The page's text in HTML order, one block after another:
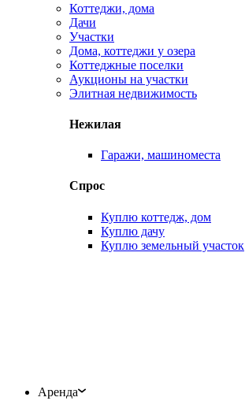
Коттеджи, дома
Дачи
Участки
Дома, коттеджи у озера
Коттеджные поселки
Аукционы на участки
Элитная недвижимость
Нежилая
Гаражи, машиноместа
Спрос
Куплю коттедж, дом
Куплю дачу
Куплю земельный участок
Аренда